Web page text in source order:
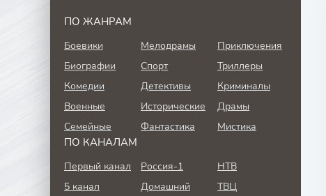
ПО ЖАНРАМ
Боевики Мелодрамы
Приключения
Биографии
Спорт
Триллеры
Комедии
Детективы
Криминалы
Военные
Исторические
Драмы
Семейные
Фантастика Мистика
ПО КАНАЛАМ
Первый канал Россия-1
НТВ
5 канал
Домашний
ТВЦ